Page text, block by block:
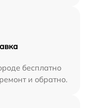
бесплатно
и обратно.